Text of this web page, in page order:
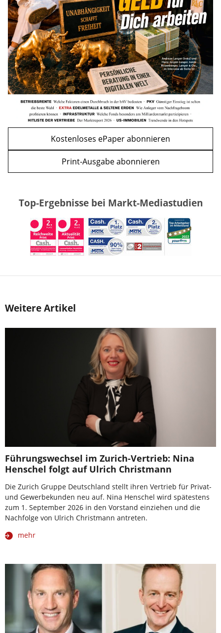
WEITERE ARTIKEL
zurückweiter
Kursrückgang jetzt eine Kaufchance?
mehr
Kostenloses ePaper abonnieren
Print-Ausgabe abonnieren
Top-Ergebnisse bei Markt-Mediastudien
Weitere Artikel
Führungswechsel im Zurich-Vertrieb: Nina
Henschel folgt auf Ulrich Christmann
Die Zurich Gruppe Deutschland stellt ihren Vertrieb für Privat-
und Gewerbekunden neu auf. Nina Henschel wird spätestens
zum 1. September 2026 in den Vorstand einziehen und die
Nachfolge von Ulrich Christmann antreten.
mehr